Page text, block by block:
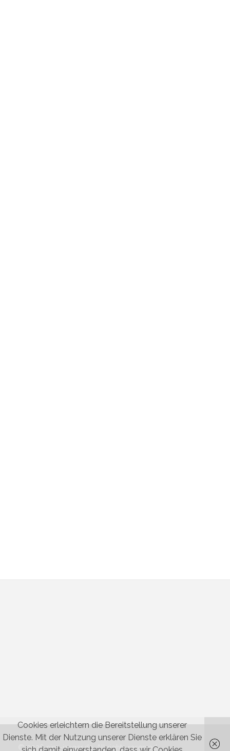
© 2026 nina-jaeger.de. All rights reserved.
Cookies erleichtern die Bereitstellung unserer
Dienste. Mit der Nutzung unserer Dienste erklären Sie